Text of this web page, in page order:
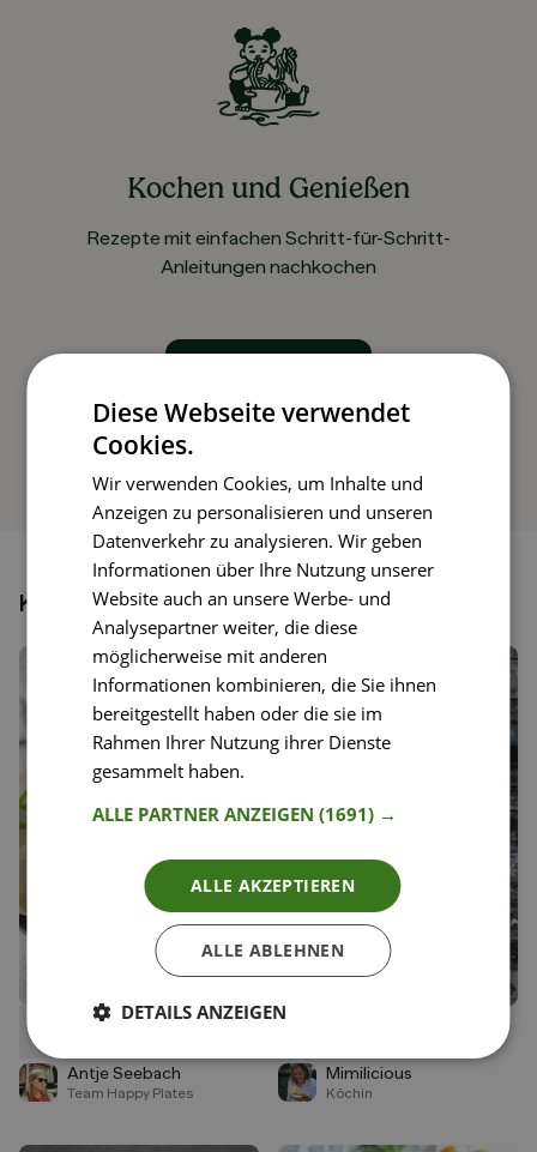
Kochen und Genießen
Rezepte mit einfachen Schritt-für-Schritt-
Anleitungen nachkochen
Könnte dir auch gefallen
Liken
Speichern
Veganer Pesto Burger
Antje Seebach
Team Happy Plates
Speichern
Mimilicious
Köchin
Diese Webseite verwendet
Cookies.
Wir verwenden Cookies, um Inhalte und
Anzeigen zu personalisieren und unseren
Datenverkehr zu analysieren. Wir geben
Informationen über Ihre Nutzung unserer
Website auch an unsere Werbe- und
Analysepartner weiter, die diese
möglicherweise mit anderen
Informationen kombinieren, die Sie ihnen
bereitgestellt haben oder die sie im
Rahmen Ihrer Nutzung ihrer Dienste
gesammelt haben.
ALLE PARTNER ANZEIGEN(1691) →
ALLE AKZEPTIEREN
ALLE ABLEHNEN
DETAILS ANZEIGEN